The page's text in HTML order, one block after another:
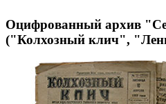
Оцифрованный архив
("Колхозный клич",